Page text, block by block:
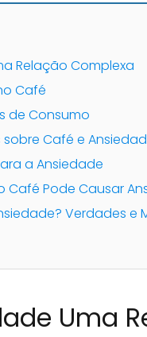
Relação Complexa
Café
de Consumo
Café e
a Ansiedade
Café Pode Causar
Verdades e
Uma